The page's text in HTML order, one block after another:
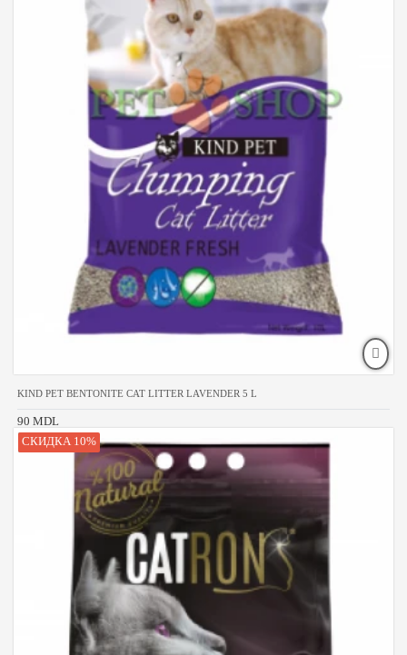
KIND PET BENTONITE CAT LITTER LAVENDER 5 L
90 MDL
СКИДКА 10%